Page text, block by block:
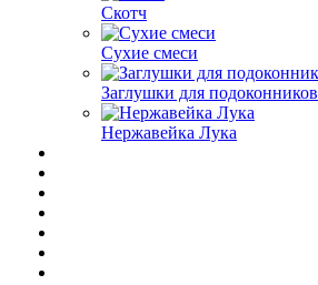
Скотч
Сухие смеси
Заглушки для подоконников
Нержавейка Лука